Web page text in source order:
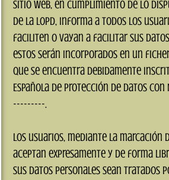
sitio web, en cumplimiento de lo
de la LOPD, informa a todos los
faciliten o vayan a facilitar sus
estos serán incorporados en un
que se encuentra debidamente
Española de Protección de Datos
---------.
Los usuarios, mediante la marcación
aceptan expresamente y de forma
sus datos personales sean tratados